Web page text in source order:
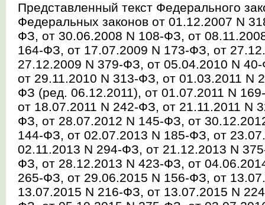
Представленный текст Федерального
Федеральных законов от 01.12.2007 N
ФЗ, от 30.06.2008 N 108-ФЗ, от
164-ФЗ, от 17.07.2009 N 173-ФЗ, от
27.12.2009 N 379-ФЗ, от 05.04.2010 N
от 29.11.2010 N 313-ФЗ, от 01.03.2011 N
ФЗ (ред. 06.12.2011), от 01.07.2011 N
от 18.07.2011 N 242-ФЗ, от 21.11.2011 N
ФЗ, от 28.07.2012 N 145-ФЗ, от
144-ФЗ, от 02.07.2013 N 185-ФЗ, от
02.11.2013 N 294-ФЗ, от 21.12.2013 N
ФЗ, от 28.12.2013 N 423-ФЗ, от
265-ФЗ, от 29.06.2015 N 156-ФЗ, от
13.07.2015 N 216-ФЗ, от 13.07.2015 N